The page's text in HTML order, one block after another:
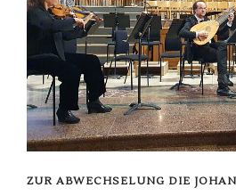
ZUR ABWECHSELUNG DIE